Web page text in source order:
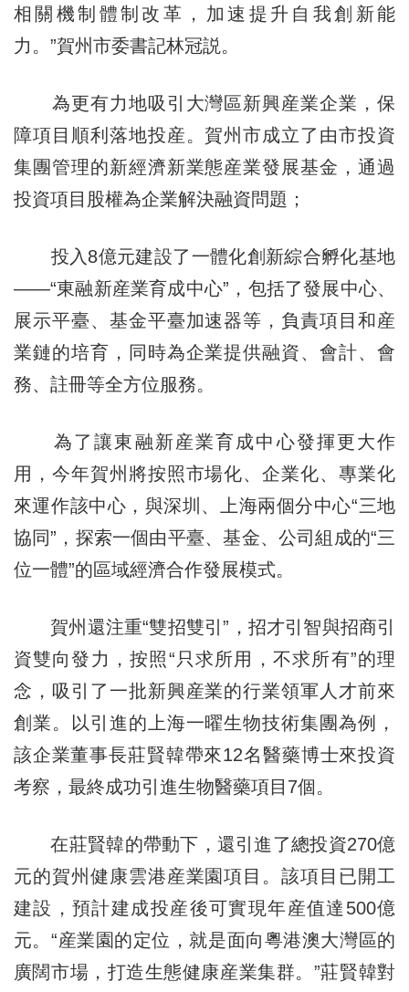
相關機制體制改革，加速提升自我創新能
力。”賀州市委書記林冠説。
為更有力地吸引大灣區新興産業企業，保
障項目順利落地投産。賀州市成立了由市投資
集團管理的新經濟新業態産業發展基金，通過
投資項目股權為企業解決融資問題；
投入8億元建設了一體化創新綜合孵化基地
——“東融新産業育成中心”，包括了發展中心、
展示平臺、基金平臺加速器等，負責項目和産
業鏈的培育，同時為企業提供融資、會計、會
務、註冊等全方位服務。
為了讓東融新産業育成中心發揮更大作
用，今年賀州將按照市場化、企業化、專業化
來運作該中心，與深圳、上海兩個分中心“三地
協同”，探索一個由平臺、基金、公司組成的“三
位一體”的區域經濟合作發展模式。
賀州還注重“雙招雙引”，招才引智與招商引
資雙向發力，按照“只求所用，不求所有”的理
念，吸引了一批新興産業的行業領軍人才前來
創業。以引進的上海一曜生物技術集團為例，
該企業董事長莊賢韓帶來12名醫藥博士來投資
考察，最終成功引進生物醫藥項目7個。
在莊賢韓的帶動下，還引進了總投資270億
元的賀州健康雲港産業園項目。該項目已開工
建設，預計建成投産後可實現年産值達500億
元。“産業園的定位，就是面向粵港澳大灣區的
廣闊市場，打造生態健康産業集群。”莊賢韓對